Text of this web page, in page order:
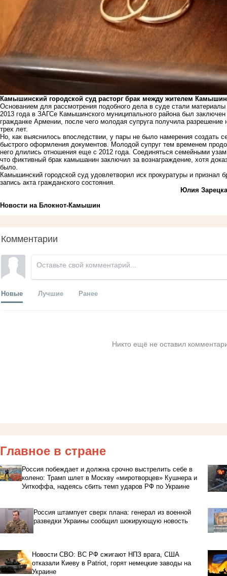
Камышинский городской суд расторг брак между жителем
Основанием для рассмотрения подобного дела в суде стали материалы
2013 года в ЗАГСе Камышинского муниципального района был
гражданке Армении, после чего молодая супруга получила
трех лет.
Но, как выяснилось впоследствии, у пары не было намерения создать
быстрого оформления документов. Молодой супруг тем временем
него длились отношения еще с 2012 года. Соединяться семейными
что фиктивный брак камышанин заключил за вознаграждение, хотя
было.
Камышинский городской суд удовлетворил иск прокуратуры и
запись акта гражданского состояния.
Юлия
Новости на Блoкнoт-Камышин
Комментарии
Новые Лучшие Ранее
Никто ещё не оставил
Главное в стране
Россия побеждает и должна срочно выстрелить себе в
колено: Трамп шлет в Москву «миротворцев» Кушнера и
Уиткоффа, надеясь сбить темп ударов РФ по Украине
Россия штампует сверх плана: генерал из военной
разведки Украины сообщил шокирующую новость
Новости СВО: ВС РФ сжигают НПЗ врага, США
отказали Киеву в Patriot, горят немецкие заводы на
Украине